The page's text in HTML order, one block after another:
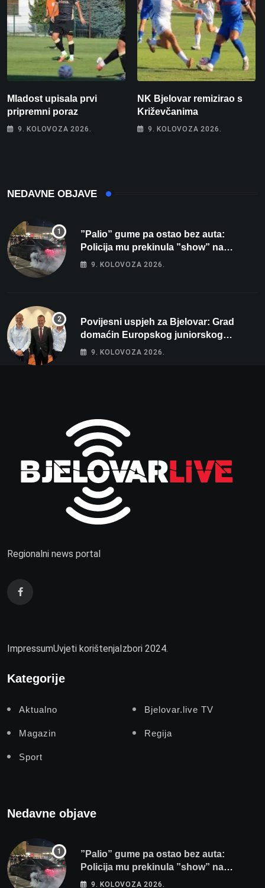
Mladost upisala prvi
pripremni poraz
9. KOLOVOZA 2026.
NK Bjelovar remizirao s
Križevčanima
9. KOLOVOZA 2026.
NEDAVNE OBJAVE
”Palio” gume pa ostao bez auta:
Policija mu prekinula ”show” na
parkingu u Bjelovaru
9. KOLOVOZA 2026.
Povijesni uspjeh za Bjelovar: Grad
domaćin Europskog juniorskog
prvenstva u plivanju 2027!
9. KOLOVOZA 2026.
Regionalni news portal
ImpressumUvjeti korištenjaIzbori 2024.
Kategorije
Aktualno Bjelovar.live TV
Magazin Regija
Sport
Nedavne objave
”Palio” gume pa ostao bez auta:
Policija mu prekinula ”show” na
parkingu u Bjelovaru
9. KOLOVOZA 2026.